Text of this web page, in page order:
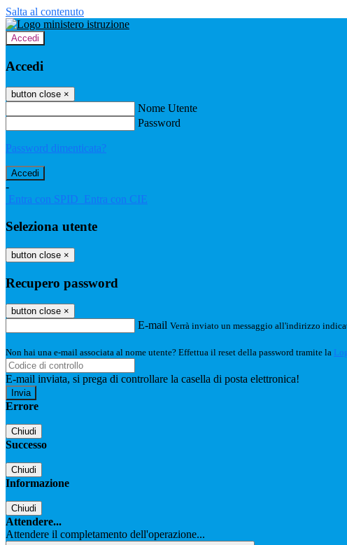
Salta al contenuto
Accedi
Accedi
button close ×
Nome Utente
Password
Password dimenticata?
-
Entra con SPID Entra con CIE
Seleziona utente
button close ×
Recupero password
button close ×
E-mail Verrà inviato un messaggio all'indirizzo
Non hai una e-mail associata al nome utente? Effettua il reset della password tramite la
E-mail inviata, si prega di controllare la casella di posta elettronica!
Errore
Chiudi
Successo
Chiudi
Informazione
Chiudi
Attendere...
Attendere il completamento dell'operazione...